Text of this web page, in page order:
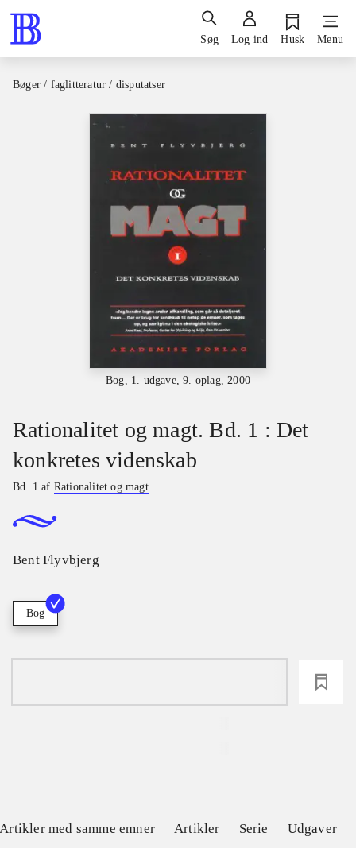
Søg Log ind Husk Menu
Bøger / faglitteratur / disputatser
Bog, 1. udgave, 9. oplag, 2000
Rationalitet og magt. Bd. 1 : Det
konkretes videnskab
Bd. 1 af Rationalitet og magt
Bent Flyvbjerg
Bog
Artikler med samme emner Artikler Serie Udgaver